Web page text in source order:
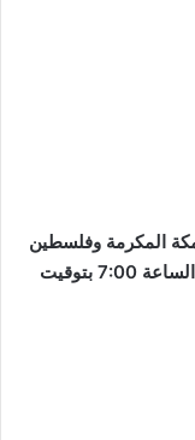
مساءً بتوقيت مكة المكرمة وفلسطين
ومصر والعراق والأردن وقطر ولبنان واليمن، الساعة 7:00 بتوقيت